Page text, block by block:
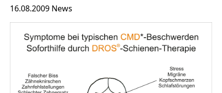
16.08.2009 News